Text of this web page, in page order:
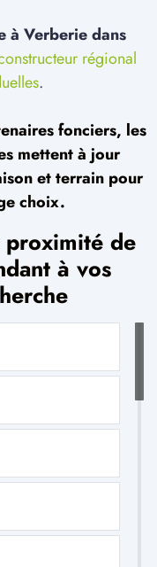
à Verberie dans
régional
.
fonciers, les
mettent à jour
et terrain pour
choix.
proximité de
à vos